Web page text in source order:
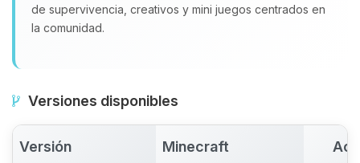
de supervivencia, creativos y mini juegos centrados en
la comunidad.
Versiones disponibles
Versión Minecraft